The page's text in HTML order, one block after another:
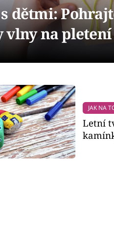
dětmi:
vlny na pletení
JAK NA
Letní